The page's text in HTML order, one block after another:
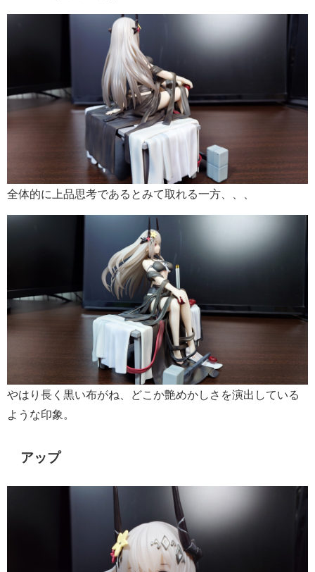
全体的に上品思考であるとみて取れる一方、、、
やはり長く黒い布がね、どこか艶めかしさを演出している
ような印象。
アップ